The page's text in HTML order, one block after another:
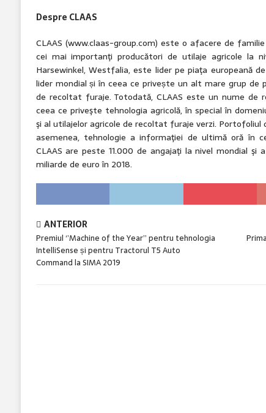
Despre CLAAS
CLAAS (www.claas-group.com) este o afacere de
cei mai importanţi producători de utilaje agricole la
Harsewinkel, Westfalia, este lider pe piaţa europeană
lider mondial și în ceea ce privește un alt mare grup de
de recoltat furaje. Totodată, CLAAS este un nume de
ceea ce priveşte tehnologia agricolă, în special în
şi al utilajelor agricole de recoltat furaje verzi. Portofoliul
asemenea, tehnologie a informaţiei de ultimă oră în
CLAAS are peste 11.000 de angajaţi la nivel mondial
miliarde de euro în 2018.
ANTERIOR
Premiul ‘’Machine of the Year’’ pentru tehnologia
IntelliSense și pentru Tractorul T5 Auto
Command la SIMA 2019